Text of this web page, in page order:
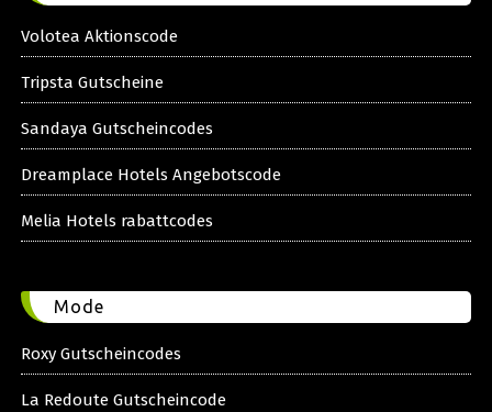
Volotea Aktionscode
Tripsta Gutscheine
Sandaya Gutscheincodes
Dreamplace Hotels Angebotscode
Melia Hotels rabattcodes
Mode
Roxy Gutscheincodes
La Redoute Gutscheincode